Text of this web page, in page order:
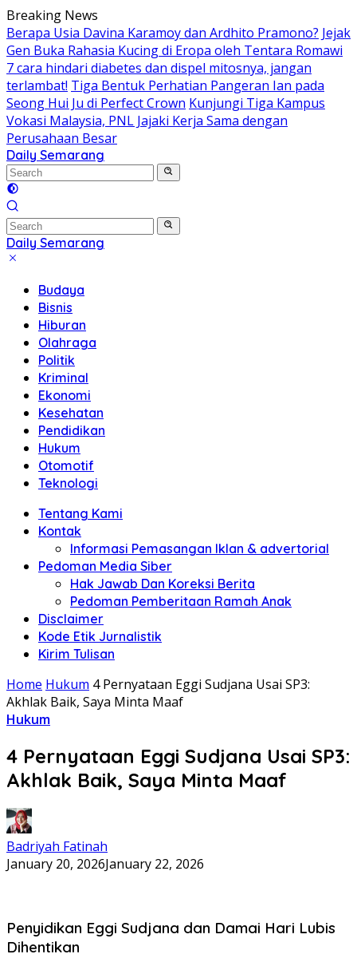
Skip
to
content
Breaking News
Berapa Usia Davina Karamoy dan Ardhito Pramono? Jejak
Gen Buka Rahasia Kucing di Eropa oleh Tentara Romawi
7 cara hindari diabetes dan dispel mitosnya, jangan
terlambat! Tiga Bentuk Perhatian Pangeran Ian pada
Seong Hui Ju di Perfect Crown Kunjungi Tiga Kampus
Vokasi Malaysia, PNL Jajaki Kerja Sama dengan
Perusahaan Besar
Daily Semarang
"Semarang
Hari
Ini:
Informasi
Terkini
untuk
Daily Semarang
"Semarang
Informasi
Terkini
untuk
Anda"
Budaya
Bisnis
Hiburan
Olahraga
Politik
Kriminal
Ekonomi
Kesehatan
Pendidikan
Hukum
Otomotif
Teknologi
Tentang Kami
Kontak
Informasi Pemasangan Iklan & advertorial
Pedoman Media Siber
Hak Jawab Dan Koreksi Berita
Pedoman Pemberitaan Ramah Anak
Disclaimer
Kode Etik Jurnalistik
Kirim Tulisan
Home Hukum 4 Pernyataan Eggi Sudjana Usai SP3:
Akhlak Baik, Saya Minta Maaf
Hukum
4 Pernyataan Eggi Sudjana Usai SP3:
Akhlak Baik, Saya Minta Maaf
Badriyah Fatinah
January 20, 2026January 22, 2026
Penyidikan Eggi Sudjana dan Damai Hari Lubis
Dihentikan